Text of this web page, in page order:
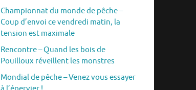
Championnat du monde de pêche –
Coup d’envoi ce vendredi matin, la
tension est maximale
Rencontre – Quand les bois de
Pouilloux réveillent les monstres
Mondial de pêche – Venez vous essayer